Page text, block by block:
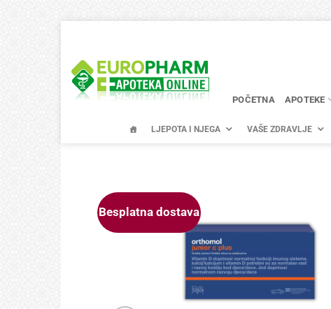
content
POČETNA APOTEKE
LJEPOTA I NJEGA VAŠE ZDRAVLJE
Besplatna dostava